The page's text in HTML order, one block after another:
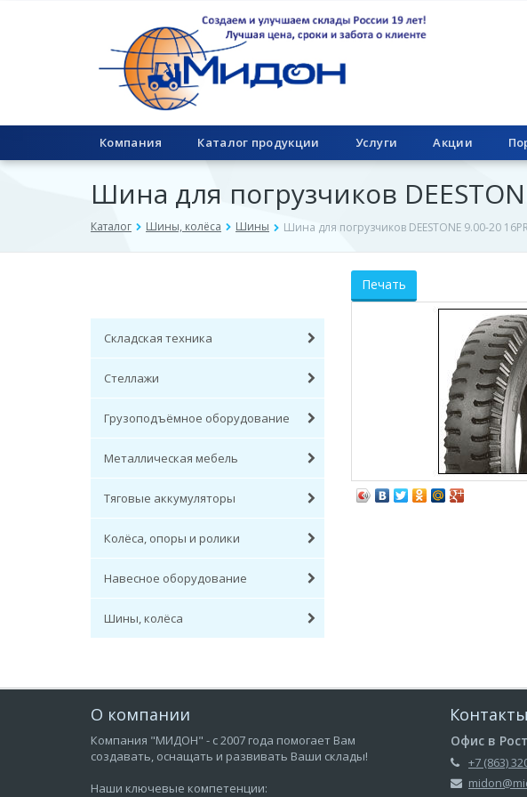
Компания Каталог продукции Услуги Акции
Шина для погрузчиков
Каталог Шины, колёса Шины Шина для погрузчиков DEESTONE 9.00-20 16PR
Складская техника
Стеллажи
Грузоподъёмное оборудование
Металлическая мебель
Тяговые аккумуляторы
Колёса, опоры и ролики
Навесное оборудование
Шины, колёса
Печать
О компании
Компания "МИДОН" - с 2007 года помогает Вам
создавать, оснащать и развивать Ваши склады!
Наши ключевые компетенции:
Контакты
Офис в
+7 (863)